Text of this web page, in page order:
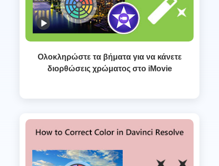
Ολοκληρώστε τα βήματα για να κάνετε
διορθώσεις χρώματος στο iMovie